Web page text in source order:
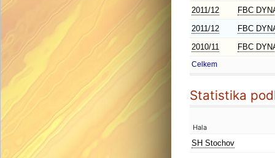
2011/12
FBC
2011/12
FBC
2010/11
FBC
Celkem
Statistika
Hala
SH Stochov